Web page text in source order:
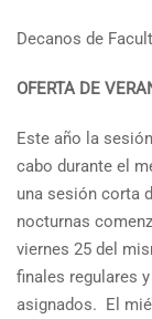
Decanos de
OFERTA DE
Este año la
cabo durante el
una sesión corta
nocturnas
viernes 25 del
finales regulares
asignados. El